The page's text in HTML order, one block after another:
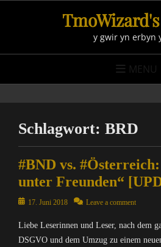
y gwir yn erbyn
MENU
Schlagwort: BRD
#BND vs. #Österreich:
unter Freunden“
Posted17. Juni 2018 Leave a comment
Liebe Leserinnen und Leser, nach dem
DSGVO und dem Umzug zu einem